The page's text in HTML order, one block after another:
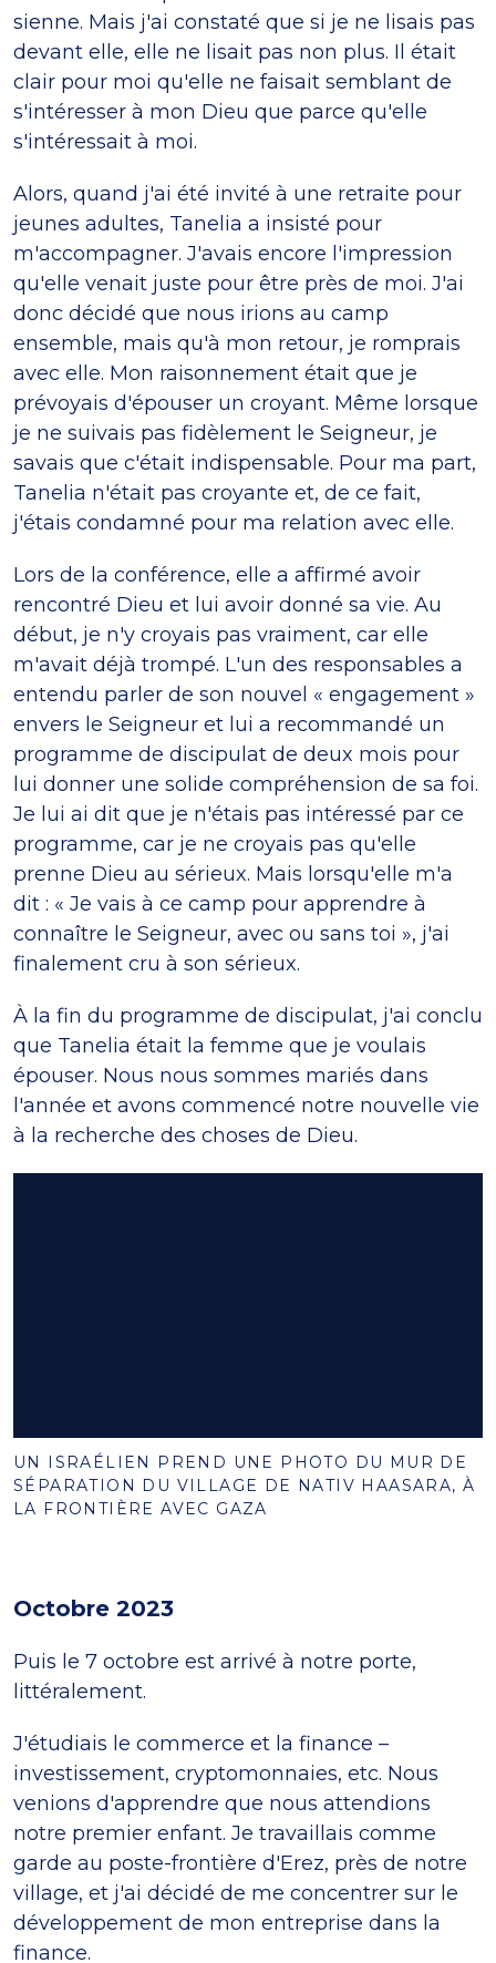
sienne. Mais j'ai constaté que si je ne lisais pas
devant elle, elle ne lisait pas non plus. Il était
clair pour moi qu'elle ne faisait semblant de
s'intéresser à mon Dieu que parce qu'elle
s'intéressait à moi.
Alors, quand j'ai été invité à une retraite pour
jeunes adultes, Tanelia a insisté pour
m'accompagner. J'avais encore l'impression
qu'elle venait juste pour être près de moi. J'ai
donc décidé que nous irions au camp
ensemble, mais qu'à mon retour, je romprais
avec elle. Mon raisonnement était que je
prévoyais d'épouser un croyant. Même lorsque
je ne suivais pas fidèlement le Seigneur, je
savais que c'était indispensable. Pour ma part,
Tanelia n'était pas croyante et, de ce fait,
j'étais condamné pour ma relation avec elle.
Lors de la conférence, elle a affirmé avoir
rencontré Dieu et lui avoir donné sa vie. Au
début, je n'y croyais pas vraiment, car elle
m'avait déjà trompé. L'un des responsables a
entendu parler de son nouvel « engagement »
envers le Seigneur et lui a recommandé un
programme de discipulat de deux mois pour
lui donner une solide compréhension de sa foi.
Je lui ai dit que je n'étais pas intéressé par ce
programme, car je ne croyais pas qu'elle
prenne Dieu au sérieux. Mais lorsqu'elle m'a
dit : « Je vais à ce camp pour apprendre à
connaître le Seigneur, avec ou sans toi », j'ai
finalement cru à son sérieux.
À la fin du programme de discipulat, j'ai conclu
que Tanelia était la femme que je voulais
épouser. Nous nous sommes mariés dans
l'année et avons commencé notre nouvelle vie
à la recherche des choses de Dieu.
UN ISRAÉLIEN PREND UNE PHOTO DU MUR DE
SÉPARATION DU VILLAGE DE NATIV HAASARA, À
LA FRONTIÈRE AVEC GAZA
Octobre 2023
Puis le 7 octobre est arrivé à notre porte,
littéralement.
J'étudiais le commerce et la finance –
investissement, cryptomonnaies, etc. Nous
venions d'apprendre que nous attendions
notre premier enfant. Je travaillais comme
garde au poste-frontière d'Erez, près de notre
village, et j'ai décidé de me concentrer sur le
développement de mon entreprise dans la
finance.